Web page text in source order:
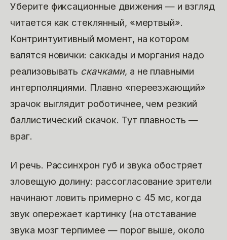
Уберите фиксационные движения — и взгляд
читается как стеклянный, «мертвый».
Контринтуитивный момент, на котором
валятся новички: саккады и моргания надо
реализовывать скачками, а не плавными
интерполяциями. Плавно «переезжающий»
зрачок выглядит роботичнее, чем резкий
баллистический скачок. Тут плавность —
враг.
И речь. Рассинхрон губ и звука обостряет
зловещую долину: рассогласование зрители
начинают ловить примерно с 45 мс, когда
звук опережает картинку (на отставание
звука мозг терпимее — порог выше, около